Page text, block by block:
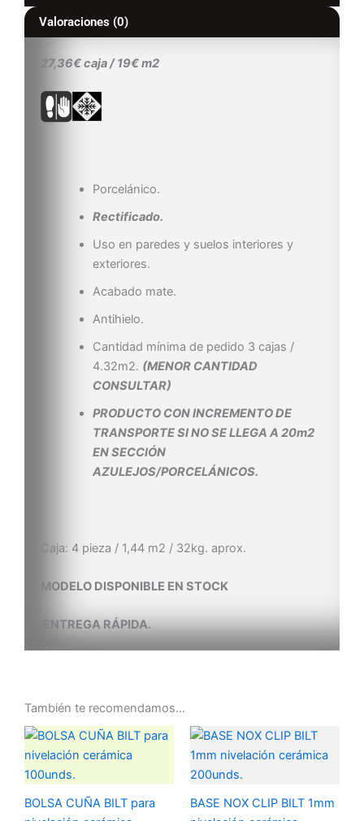
Valoraciones (0)
27,36€ caja / 19€ m2
Porcelánico.
Rectificado.
Uso en paredes y suelos interiores y
exteriores.
Acabado mate.
Antihielo.
Cantidad mínima de pedido 3 cajas /
4.32m2. (MENOR CANTIDAD
CONSULTAR)
PRODUCTO CON INCREMENTO DE
TRANSPORTE SI NO SE LLEGA A 20m2
EN SECCIÓN
AZULEJOS/PORCELÁNICOS.
Caja: 4 pieza / 1,44 m2 / 32kg. aprox.
MODELO DISPONIBLE EN STOCK
ENTREGA RÁPIDA.
También te recomendamos…
BOLSA CUÑA BILT para
BASE NOX CLIP BILT 1mm